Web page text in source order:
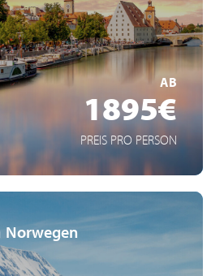
AB
1895€
PREIS PRO PERSON
Vollpension
kurze Anreise
MEHR ERFAHREN
Norwegen